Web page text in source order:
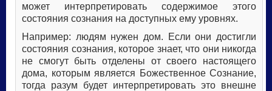
может интерпретировать содержимое этого
состояния сознания на доступных ему уровнях.
Например: людям нужен дом. Если они достигли
состояния сознания, которое знает, что они никогда
не смогут быть отделены от своего настоящего
дома, которым является Божественное Сознание,
тогда разум будет интерпретировать это внешне